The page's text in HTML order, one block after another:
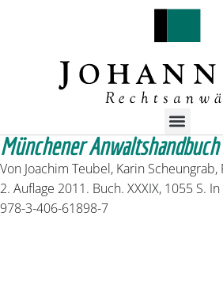
Münchener
Von Joachim Teubel, Karin
2. Auflage 2011. Buch. XXXIX, 1055 S.
978-3-406-61898-7